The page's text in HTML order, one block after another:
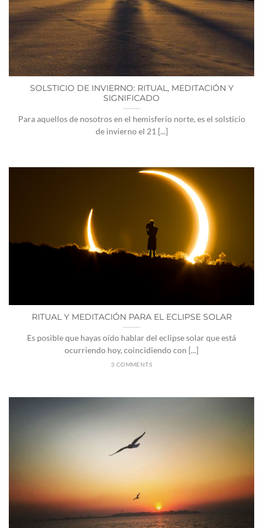
SOLSTICIO DE INVIERNO: RITUAL, MEDITACIÓN Y
SIGNIFICADO
Para aquellos de nosotros en el hemisferio norte, es el solsticio
de invierno el 21 [...]
RITUAL Y MEDITACIÓN PARA EL ECLIPSE SOLAR
Es posible que hayas oído hablar del eclipse solar que está
ocurriendo hoy, coincidiendo con [...]
3 COMMENTS